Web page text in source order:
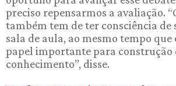
preciso repensarmos a avaliação.
também tem de ter consciência de
sala de aula, ao mesmo tempo que
papel importante para construção
conhecimento”, disse.